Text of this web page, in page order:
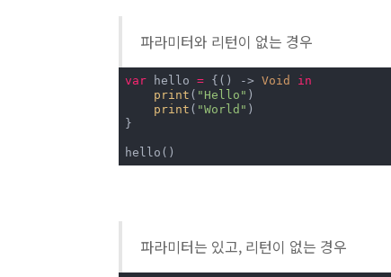
파라미터와 리턴이 없는 경우
var hello = {() -> Void
in
print ( "Hello" )
print ( "World" )
}
hello()
파라미터는 있고, 리턴이 없는 경우